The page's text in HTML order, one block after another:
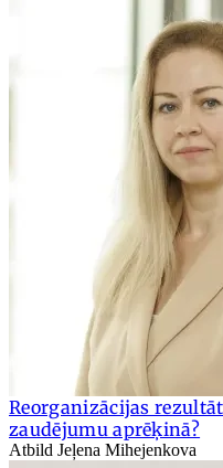
Reorganizācijas
zaudējumu aprēķinā?
Atbild Jeļena Mihejenkova